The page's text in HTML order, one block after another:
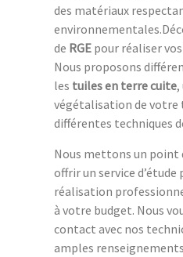
des matériaux
de RGE pour réaliser
Nous proposons
les tuiles en terre cuite
végétalisation de votre
différentes techniques
Nous mettons un point
offrir un service
réalisation
à votre budget. Nous
contact avec nos
amples